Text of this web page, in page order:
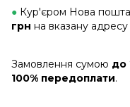
● Кур'єром Нова
грн на вказану адресу
Замовлення сумою до
100% передоплати.